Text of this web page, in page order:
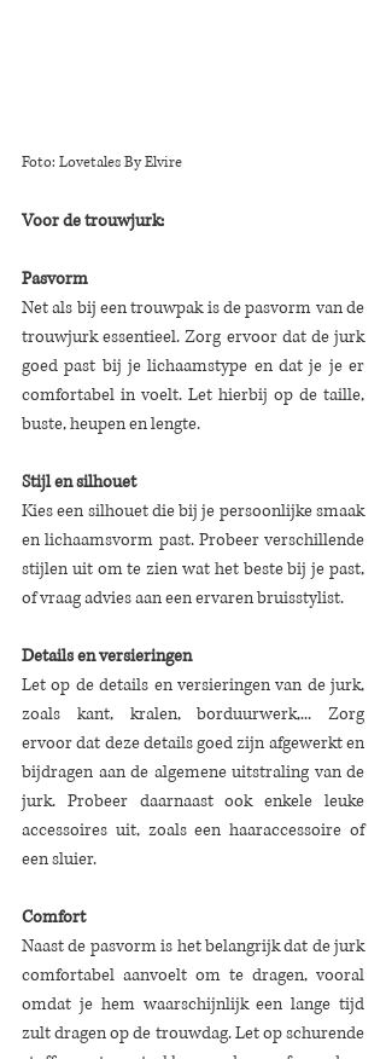
Foto: Lovetales By Elvire
Voor de trouwjurk:
Pasvorm
Net als bij een trouwpak is de pasvorm van de
trouwjurk essentieel. Zorg ervoor dat de jurk
goed past bij je lichaamstype en dat je je er
comfortabel in voelt. Let hierbij op de taille,
buste, heupen en lengte.
Stijl en silhouet
Kies een silhouet die bij je persoonlijke smaak
en lichaamsvorm past. Probeer verschillende
stijlen uit om te zien wat het beste bij je past,
of vraag advies aan een ervaren bruisstylist.
Details en versieringen
Let op de details en versieringen van de jurk,
zoals kant, kralen, borduurwerk,... Zorg
ervoor dat deze details goed zijn afgewerkt en
bijdragen aan de algemene uitstraling van de
jurk. Probeer daarnaast ook enkele leuke
accessoires uit, zoals een haaraccessoire of
een sluier.
Comfort
Naast de pasvorm is het belangrijk dat de jurk
comfortabel aanvoelt om te dragen, vooral
omdat je hem waarschijnlijk een lange tijd
zult dragen op de trouwdag. Let op schurende